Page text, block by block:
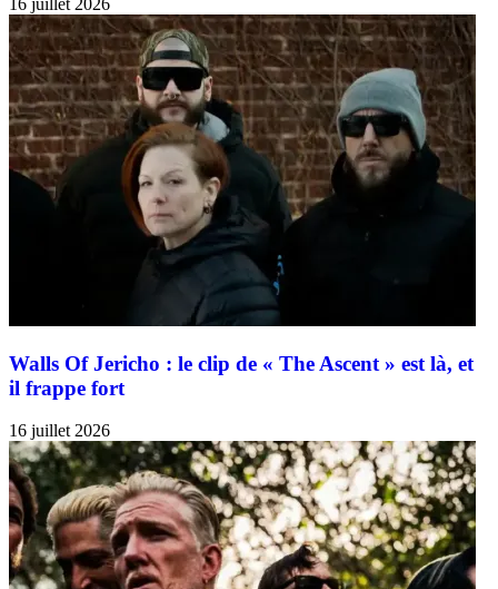
16 juillet 2026
Walls Of Jericho : le clip de « The Ascent » est là, et
il frappe fort
16 juillet 2026